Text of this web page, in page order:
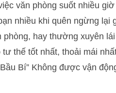
văn phòng suốt nhiều giờ
nhiều khi quên ngừng lại
phòng, hay thường xuyên
tư thế tốt nhất, thoải mái
Bí” Không được vận